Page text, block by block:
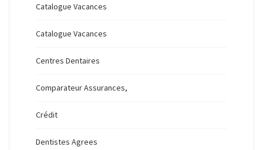
Catalogue Vacances
Catalogue Vacances
Centres Dentaires
Comparateur Assurances,
Crédit
Dentistes Agrees